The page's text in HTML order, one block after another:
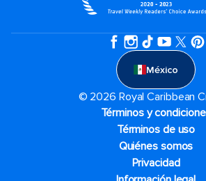
México
© 2026 Royal Caribbean
Términos y
Términos de uso
Quiénes somos
Privacidad